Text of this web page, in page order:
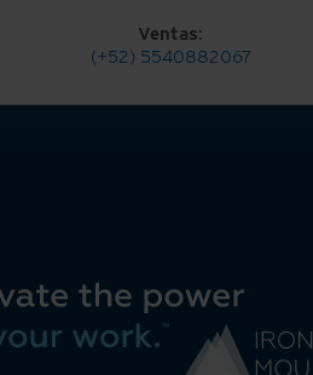
Ventas:
(+52) 5540882067